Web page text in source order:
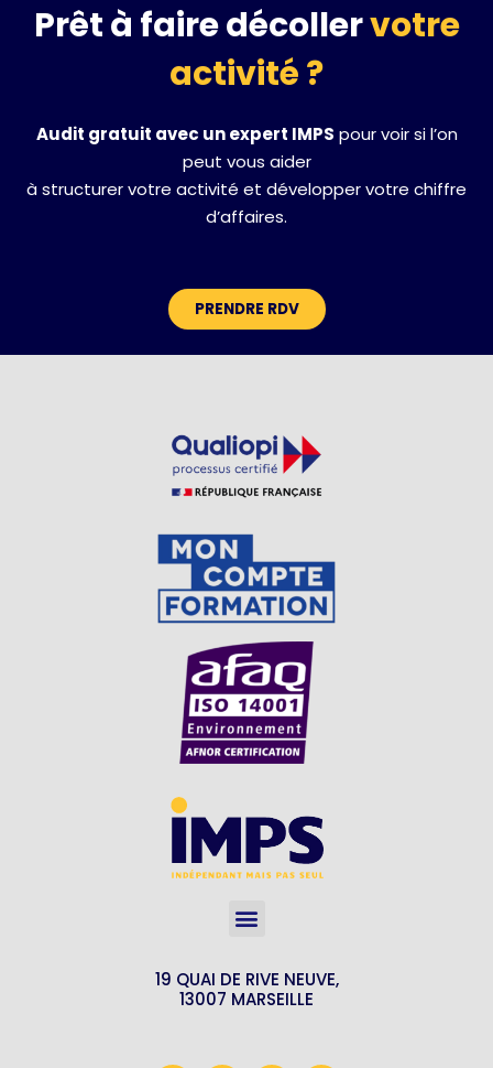
Prêt à faire décollervotre
activité ?
Audit gratuit avec un expert IMPS pour voir si l’on
peut vous aider
à structurer votre activité et développer votre chiffre
d’affaires.
PRENDRE RDV
19 QUAI DE RIVE NEUVE,
13007 MARSEILLE